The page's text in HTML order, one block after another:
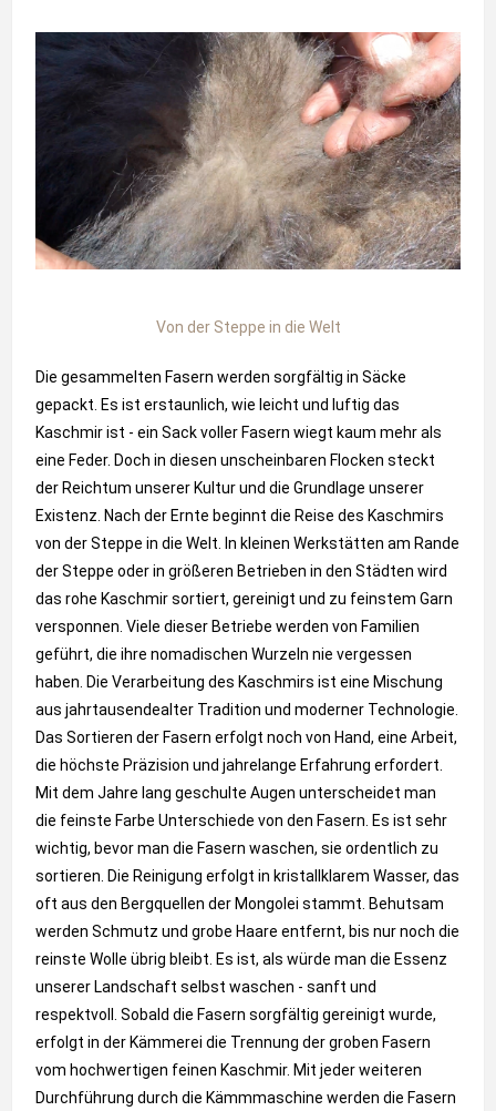
Von der Steppe in die Welt
Die gesammelten Fasern werden sorgfältig in Säcke
gepackt. Es ist erstaunlich, wie leicht und luftig das
Kaschmir ist - ein Sack voller Fasern wiegt kaum mehr als
eine Feder. Doch in diesen unscheinbaren Flocken steckt
der Reichtum unserer Kultur und die Grundlage unserer
Existenz. Nach der Ernte beginnt die Reise des Kaschmirs
von der Steppe in die Welt. In kleinen Werkstätten am Rande
der Steppe oder in größeren Betrieben in den Städten wird
das rohe Kaschmir sortiert, gereinigt und zu feinstem Garn
versponnen. Viele dieser Betriebe werden von Familien
geführt, die ihre nomadischen Wurzeln nie vergessen
haben. Die Verarbeitung des Kaschmirs ist eine Mischung
aus jahrtausendealter Tradition und moderner Technologie.
Das Sortieren der Fasern erfolgt noch von Hand, eine Arbeit,
die höchste Präzision und jahrelange Erfahrung erfordert.
Mit dem Jahre lang geschulte Augen unterscheidet man
die feinste Farbe Unterschiede von den Fasern. Es ist sehr
wichtig, bevor man die Fasern waschen, sie ordentlich zu
sortieren. Die Reinigung erfolgt in kristallklarem Wasser, das
oft aus den Bergquellen der Mongolei stammt. Behutsam
werden Schmutz und grobe Haare entfernt, bis nur noch die
reinste Wolle übrig bleibt. Es ist, als würde man die Essenz
unserer Landschaft selbst waschen - sanft und
respektvoll. Sobald die Fasern sorgfältig gereinigt wurde,
erfolgt in der Kämmerei die Trennung der groben Fasern
vom hochwertigen feinen Kaschmir. Mit jeder weiteren
Durchführung durch die Kämmmaschine werden die Fasern